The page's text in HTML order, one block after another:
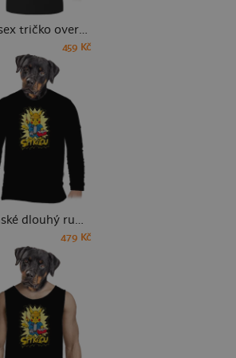
unisex tričko oversized
459 Kč
pánské dlouhý rukáv
479 Kč